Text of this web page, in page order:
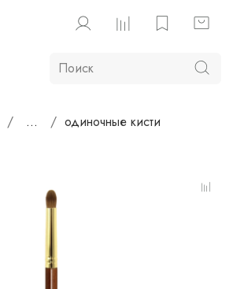
... одиночные кисти